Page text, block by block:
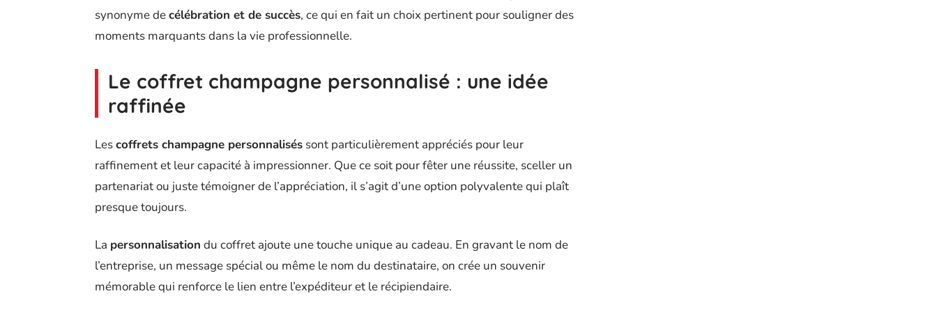
synonyme decélébration et de succès, ce qui en fait un choix pertinent pour souligner des
moments marquants dans la vie professionnelle.
Le coffret champagne personnalisé : une idée
raffinée
Lescoffrets champagne personnalisés sont particulièrement appréciés pour leur
raffinement et leur capacité à impressionner. Que ce soit pour fêter une réussite, sceller un
partenariat ou juste témoigner de l’appréciation, il s’agit d’une option polyvalente qui plaît
presque toujours.
La personnalisation du coffret ajoute une touche unique au cadeau. En gravant le nom de
l’entreprise, un message spécial ou même le nom du destinataire, on crée un souvenir
mémorable qui renforce le lien entre l’expéditeur et le récipiendaire.